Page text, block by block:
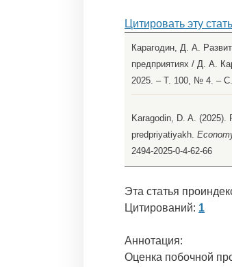
Цитировать эту
Карагодин, Д. А.
предприятиях / Д. А.
2025. – Т. 100, № 4. – С.
Karagodin, D. A.
predpriyatiyakh.
2494-2025-0-4-62-66
Эта статья
Цитирований: 1
Аннотация:
Оценка побочной